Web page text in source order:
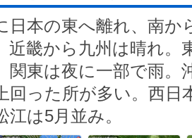
日本の東へ離れ、南か
近畿から九州は晴れ。
関東は夜に一部で雨。
回った所が多い。西日
は5月並み。